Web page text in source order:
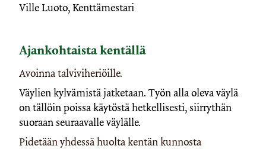
Ville Luoto, Kenttämestari
Ajankohtaista kentällä
Avoinna talviviheriöille.
Väylien kylvämistä jatketaan. Työn alla oleva väylä
on tällöin poissa käytöstä hetkellisesti, siirrythän
suoraan seuraavalle väylälle.
Pidetään yhdessä huolta kentän kunnosta